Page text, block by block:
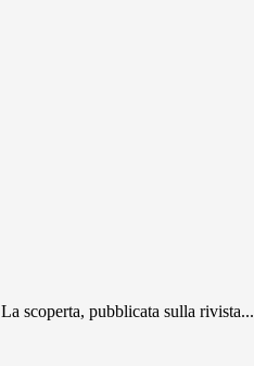
scoperta, pubblicata sulla rivista...